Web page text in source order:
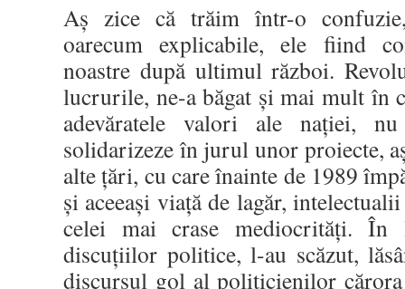
Aş zice că trăim într-o
oarecum explicabile, ele fiind
noastre după ultimul război.
lucrurile, ne-a băgat şi mai mult în
adevăratele valori ale naţiei,
solidarizeze în jurul unor proiecte,
alte ţări, cu care înainte de 1989
şi aceeaşi viaţă de lagăr,
celei mai crase mediocrităţi.
discuţiilor politice, l-au scăzut,
discursul gol al politicienilor